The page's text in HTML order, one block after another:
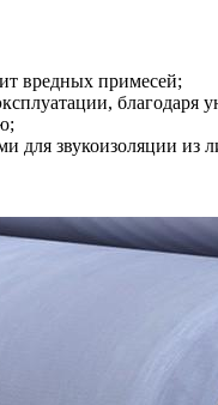
вредных примесей;
для звукоизоляции из